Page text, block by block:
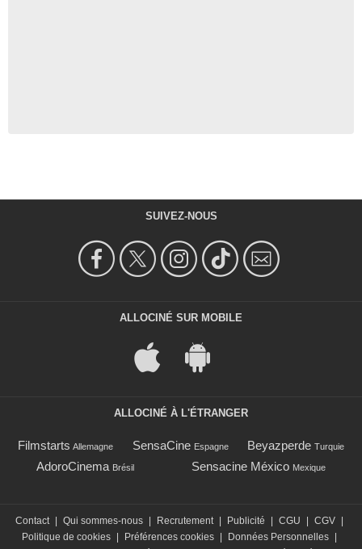
SUIVEZ-NOUS
ALLOCINÉ SUR MOBILE
ALLOCINÉ À L'ÉTRANGER
Filmstarts Allemagne SensaCine Espagne Beyazperde Turquie
AdoroCinema Brésil Sensacine México Mexique
Contact Qui sommes-nous Recrutement Publicité CGU CGV
Politique de cookies
Préférences cookies Données Personnelles